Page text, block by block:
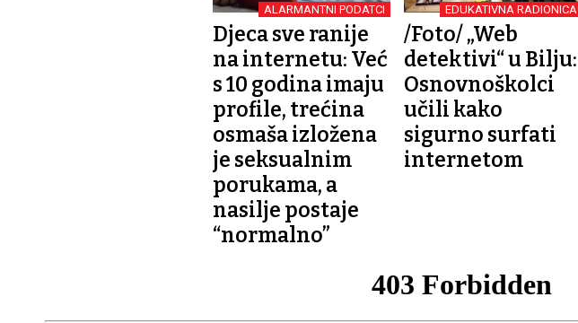
ALARMANTNI PODATCI
Djeca sve ranije
na internetu: Već
s 10 godina imaju
profile, trećina
osmaša izložena
je seksualnim
porukama, a
nasilje postaje
“normalno”
EDUKATIVNA RADIONICA
/Foto/ „Web
detektivi“ u Bilju:
Osnovnoškolci
učili kako
sigurno surfati
internetom